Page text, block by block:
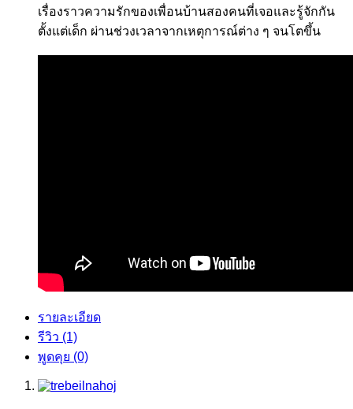
เรื่องราวความรักของเพื่อนบ้านสองคนที่เจอและรู้จักกัน
ตั้งแต่เด็ก ผ่านช่วงเวลาจากเหตุการณ์ต่าง ๆ จนโตขึ้น
รายละเอียด
รีวิว (1)
พูดคุย (0)